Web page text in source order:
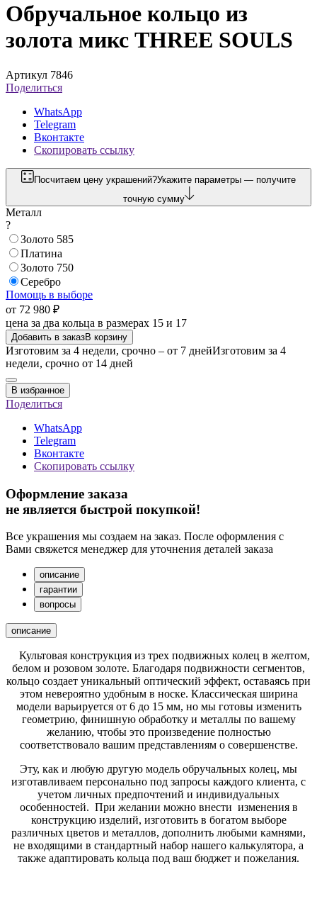
Обручальное кольцо из
золота микс THREE SOULS
Артикул 7846
Поделиться
WhatsApp
Telegram
Вконтакте
Скопировать ссылку
Посчитаем цену украшений?Укажите параметры — получите
точную сумму
Металл
?
Золото 585
Платина
Золото 750
Серебро
Помощь в выборе
от 72 980 ₽
цена за два кольца в размерах 15 и 17
Добавить в заказВ корзину
Изготовим за 4 недели, срочно – от 7 днейИзготовим за 4
недели, срочно от 14 дней
В избранное
Поделиться
WhatsApp
Telegram
Вконтакте
Скопировать ссылку
Оформление заказа
не является быстрой покупкой!
Все украшения мы создаем на заказ. После оформления с
Вами свяжется менеджер для уточнения деталей заказа
описание
гарантии
вопросы
описание
Культовая конструкция из трех подвижных колец в желтом,
белом и розовом золоте. Благодаря подвижности сегментов,
кольцо создает уникальный оптический эффект, оставаясь при
этом невероятно удобным в носке. Классическая ширина
модели варьируется от 6 до 15 мм, но мы готовы изменить
геометрию, финишную обработку и металлы по вашему
желанию, чтобы это произведение полностью
соответствовало вашим представлениям о совершенстве.
Эту, как и любую другую модель обручальных колец, мы
изготавливаем персонально под запросы каждого клиента, с
учетом личных предпочтений и индивидуальных
особенностей. При желании можно внести изменения в
конструкцию изделий, изготовить в богатом выборе
различных цветов и металлов, дополнить любыми камнями,
не входящими в стандартный набор нашего калькулятора, а
также адаптировать кольца под ваш бюджет и пожелания.